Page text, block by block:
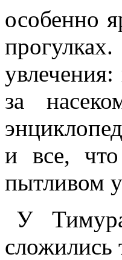
особенно
за
и все,
пытливом
У
сложились